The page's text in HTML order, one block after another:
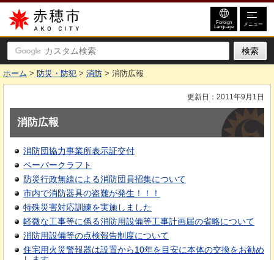
赤穂市
Foreign
Language メニュー
ホーム > 防災・防犯 > 消防 > 消防広報
更新日：2011年9月1日
消防広報
消防団協力事業所表示証交付
ペーパークラフト
防災行政無線による消防団員招集について
市内で消防器具の盗難が発生！！！
特殊災害対応訓練を実施しました
軽微な工事等に係る消防用設備等工事計画届の省略について
消防用設備等の点検報告制度について
住宅用火災警報器は設置から10年を目安に本体の交換をお勧め